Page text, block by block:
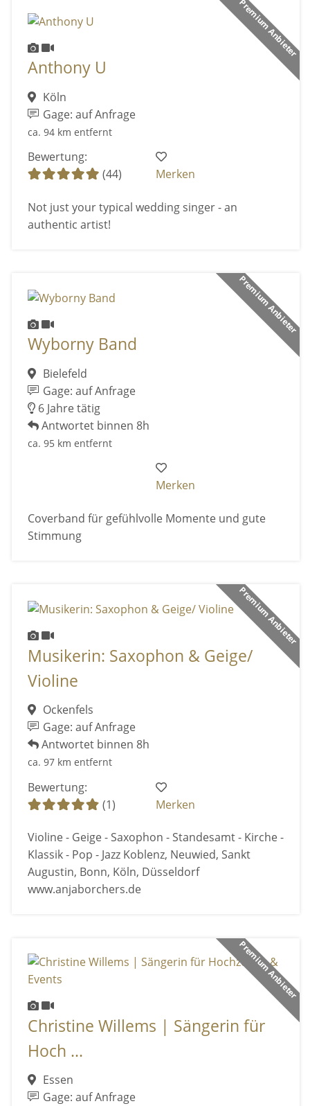
Premium Anbieter
Anthony U
Köln
Gage: auf Anfrage
ca. 94 km entfernt
Bewertung:
(44)
Merken
Not just your typical wedding singer - an
authentic artist!
Premium Anbieter
Wyborny Band
Bielefeld
Gage: auf Anfrage
6 Jahre tätig
Antwortet binnen 8h
ca. 95 km entfernt
Merken
Coverband für gefühlvolle Momente und gute
Stimmung
Premium Anbieter
Musikerin: Saxophon & Geige/
Violine
Ockenfels
Gage: auf Anfrage
Antwortet binnen 8h
ca. 97 km entfernt
Bewertung:
(1)
Merken
Violine - Geige - Saxophon - Standesamt - Kirche -
Klassik - Pop - Jazz Koblenz, Neuwied, Sankt
Augustin, Bonn, Köln, Düsseldorf
www.anjaborchers.de
Premium Anbieter
Christine Willems | Sängerin für
Hoch ...
Essen
Gage: auf Anfrage